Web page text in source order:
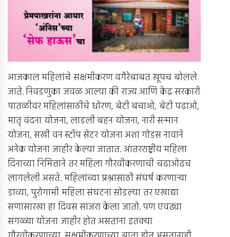
आजकाल महिलांचे सक्षमीकरण वगैरेबाबत खूपच बोलले
जाते. निवडणुका जवळ आल्या की राज्य आणि केंद्र सरकारी
पातळीवर महिलांसाठीचे धोरण, बेटी बचाओ, बेटी पढाओ,
मातृ वंदना योजना, लाडली बहन योजना, नारी सन्मान
योजना, सखी वन स्टॉप सेंटर योजना अशा गोंडस नावाने
अनेक योजना जाहीर केल्या जातात. आंतरराष्ट्रीय महिला
दिनाच्या निमित्ताने तर महिला गौरवीकरणाची चढाओढच
लागलेली असते. महिलांच्या प्रश्नासाठी संघर्ष करणार्‍या
डाव्या, पुरोगामी महिला संघटना सोडल्या तर एखाद्या
सणासारखा हा दिवस साजरा केला जातो. पण एवढ्या
सगळ्या योजना जाहीर होत असताना इतक्या